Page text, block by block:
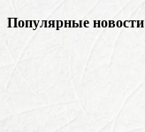
Популярные новости